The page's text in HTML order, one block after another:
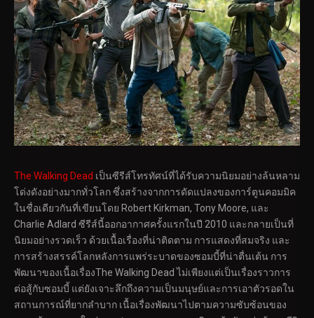
The Walking Dead เป็นซีรีส์โทรทัศน์ที่ได้รับความนิยมอย่างล้นหลาม
โด่งดังอย่างมากทั่วโลก ซึ่งสร้างจากการดัดแปลงของการ์ตูนคอมมิค
ในชื่อเดียวกันที่เขียนโดย Robert Kirkman, Tony Moore, และ
Charlie Adlard ซีรีส์นี้ออกอากาศครั้งแรกในปี 2010 และกลายเป็นที่
นิยมอย่างรวดเร็ว ด้วยเนื้อเรื่องที่น่าติดตาม การแสดงที่สมจริง และ
การสร้างสรรค์โลกหลังการแพร่ระบาดของซอมบี้ที่น่าตื่นเต้น การ
พัฒนาของเนื้อเรื่องThe Walking Dead ไม่เพียงแต่เป็นเรื่องราวการ
ต่อสู้กับซอมบี้ แต่ยังเจาะลึกถึงความเป็นมนุษย์และการเอาตัวรอดใน
สถานการณ์ที่ยากลำบาก เนื้อเรื่องพัฒนาไปตามความซับซ้อนของ